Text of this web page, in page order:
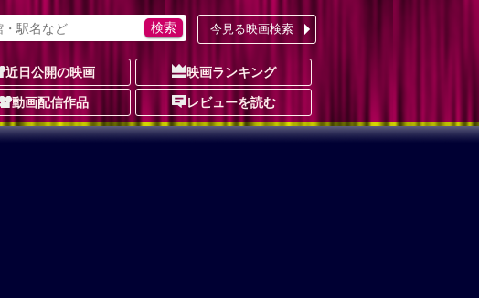
今見る映画検索
近日公開の映画 映画ランキング
動画配信作品 レビューを読む